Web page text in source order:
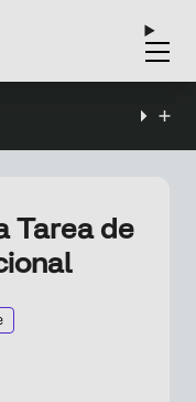
Tarea de